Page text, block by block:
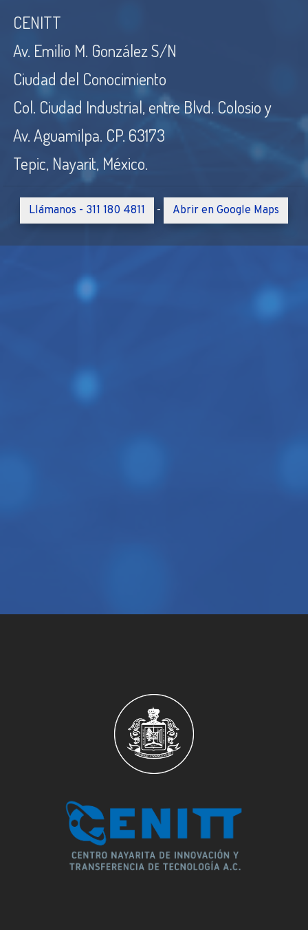
CENITT
Av. Emilio M. González S/N
Ciudad del Conocimiento
Col. Ciudad Industrial, entre Blvd. Colosio y
Av. Aguamilpa. CP. 63173
Tepic, Nayarit, México.
Llámanos - 311 180 4811 - Abrir en Google Maps